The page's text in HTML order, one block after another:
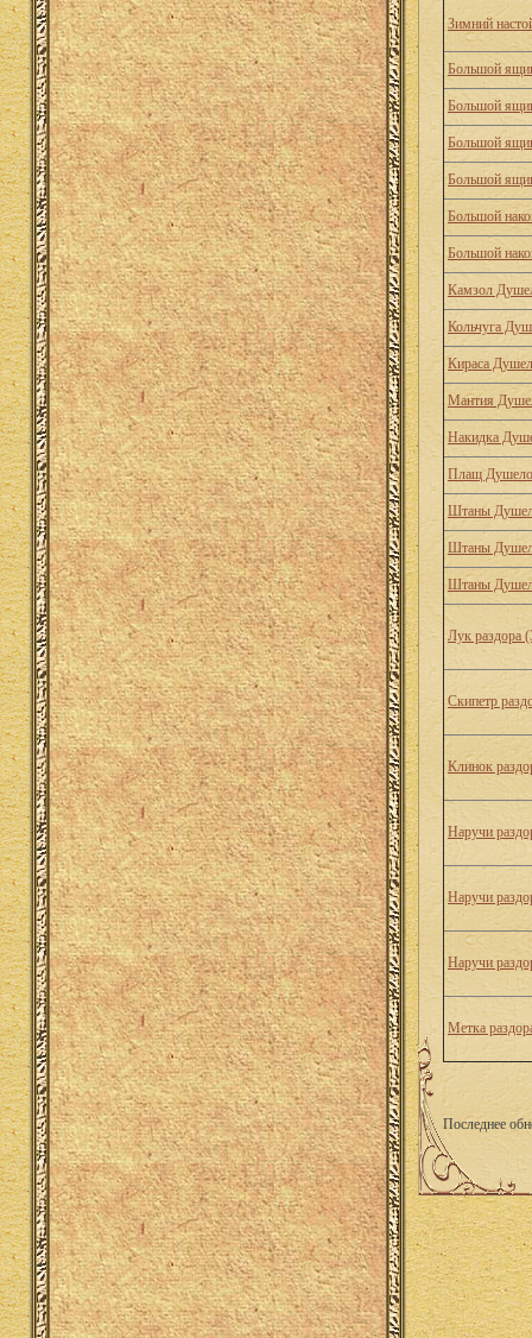
Зимний
Большой
Большой
Большой
Большой
Большой
Большой
Камзол
Кольчуга
Кираса
Мантия
Накидка
Плащ
Штаны
Штаны
Штаны
Лук раздора
Скипетр
Клинок
Наручи
Наручи
Наручи
Метка
Последнее